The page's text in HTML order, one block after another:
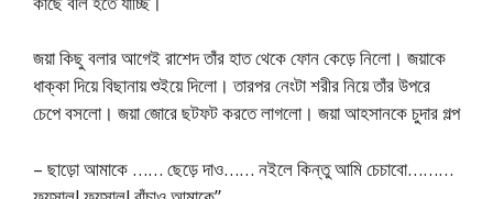
জয়া কিছু বলার আগেই রাশেদ তাঁর হাত থেকে ফোন কেড়ে নিলো। জয়াকে
ধাক্কা দিয়ে বিছানায় শুইয়ে দিলো। তারপর নেংটা শরীর নিয়ে তাঁর উপরে
চেপে বসলো। জয়া জোরে ছটফট করতে লাগলো। জয়া আহসানকে চুদার গল্প
– ছাড়ো আমাকে …… ছেড়ে দাও…… নইলে কিন্তু আমি চেচাবো………